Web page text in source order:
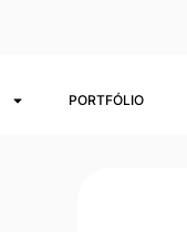
PORTFÓLIO